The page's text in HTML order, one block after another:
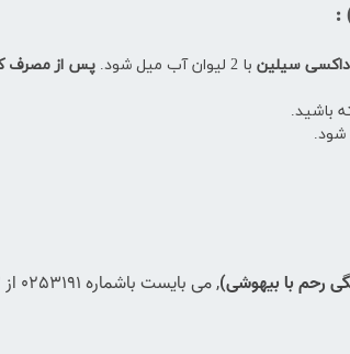
:
با 2 لیوان آب میل شود.
باشید.
شود.
رحم با بیهوشی),